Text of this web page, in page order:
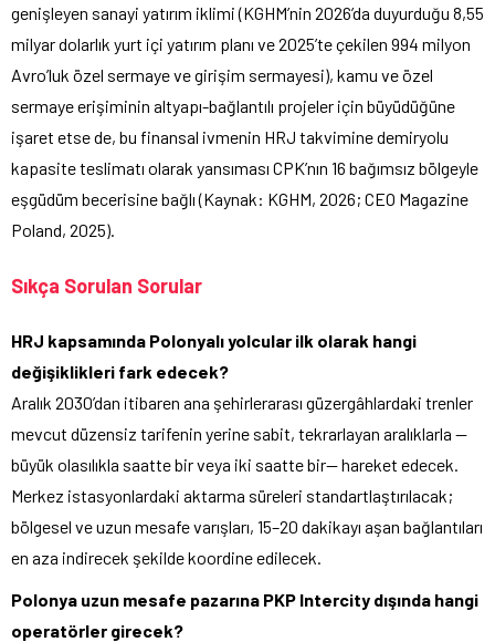
genişleyen sanayi yatırım iklimi (KGHM’nin 2026’da duyurduğu 8,55
milyar dolarlık yurt içi yatırım planı ve 2025’te çekilen 994 milyon
Avro’luk özel sermaye ve girişim sermayesi), kamu ve özel
sermaye erişiminin altyapı-bağlantılı projeler için büyüdüğüne
işaret etse de, bu finansal ivmenin HRJ takvimine demiryolu
kapasite teslimatı olarak yansıması CPK’nın 16 bağımsız bölgeyle
eşgüdüm becerisine bağlı (Kaynak: KGHM, 2026; CEO Magazine
Poland, 2025).
Sıkça Sorulan Sorular
HRJ kapsamında Polonyalı yolcular ilk olarak hangi
değişiklikleri fark edecek?
Aralık 2030’dan itibaren ana şehirlerarası güzergâhlardaki trenler
mevcut düzensiz tarifenin yerine sabit, tekrarlayan aralıklarla —
büyük olasılıkla saatte bir veya iki saatte bir— hareket edecek.
Merkez istasyonlardaki aktarma süreleri standartlaştırılacak;
bölgesel ve uzun mesafe varışları, 15–20 dakikayı aşan bağlantıları
en aza indirecek şekilde koordine edilecek.
Polonya uzun mesafe pazarına PKP Intercity dışında hangi
operatörler girecek?